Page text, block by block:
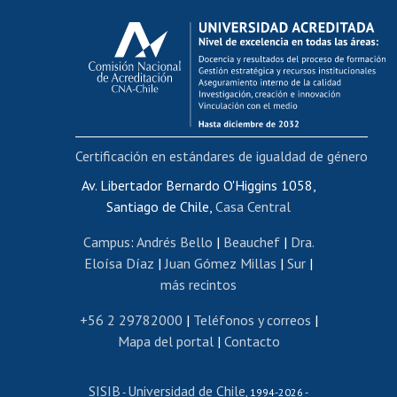
Calificación académica
Postulación al AUCAI
Funcionarias/os
Cursos internos de capacitación
Bienestar del personal
Portal de movilidad interna
Certificado de renta
Certificado de renta honorarios
Editar páginas blancas
Extranjeras/os
Revalidación y reconocimiento de títulos
Postulación al Programa de Movilidad Estudiantil
Cursos de español
Av. Libertador Bernardo O'Higgins 1058,
Santiago de Chile, Casa Central
Campus: Andrés Bello | Beauchef| Dra.
Eloísa Díaz | Juan Gómez Millas | Sur |
más recintos
+56 2 29782000 | Teléfonos y correos |
Mapa del portal| Contacto
SISIB - Universidad de Chile , 1994-2026 -
Certificación en estándares de igualdad de género